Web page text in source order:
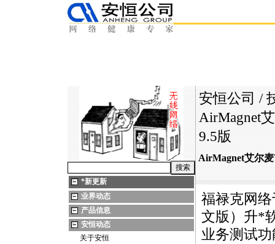
*新更新
业界动态
产品信息
安恒动态
关于安恒
安恒公司 /
AirMagnet
9.5版
AirMagnet艾尔
福禄克网
文版）升*
业务测试